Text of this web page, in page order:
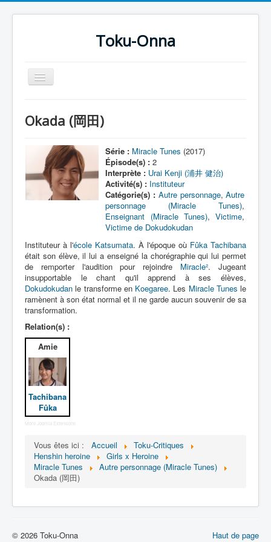
Toku-Onna
Basculer
la
Toku-Actrices
Toku-Critiques
Séries
Films
Artiste Asperger
Lexique
Idol senshi Miracle Tunes ! (アイ
ドル 戦士 ミラクル ちゅーんず !) =
Idoles guerrières Miracle Tunes !
Série
Personnages
Véhicules
Objets
Épisodes
Chronologie
Entourage
Okada (岡田)
Série : Miracle Tunes (2017)
Épisode(s) : 2
Interprète : Urai Kenji (浦井 健治)
Activité(s) : Instituteur
Catégorie(s) : Autre personnage,Autre
personnage (Miracle Tunes),
Enseignant (Miracle Tunes),Victime,
Victime de Dokudokudan
Instituteur à l'école Katsumata. À l'époque où Fûka Tachibana
était son élève, il lui a enseigné la chorégraphie qui lui permet
de remporter l'audition pour rejoindre Miracle². Jugeant
insupportable le chant qu'il apprend à ses élèves,
Dokudokudan le transforme en Koegaree. Les Miracle Tunes le
ramènent à son état normal et il ne garde aucun souvenir de sa
transformation.
Relation(s) :
Amie
Tachibana
Fûka
More Joomla Extensions
Vous êtes ici : Accueil
Toku-Critiques
Henshin heroine
Girls x Heroine
Miracle Tunes
Autre personnage (Miracle Tunes)
Okada (岡田)
Haut de page
© 2026 Toku-Onna